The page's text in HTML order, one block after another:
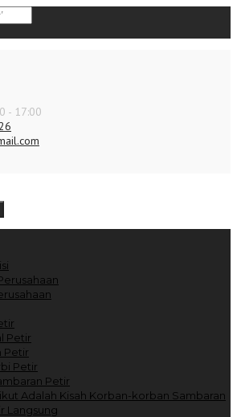
- 17:00
Petir
Petir
Petir
Petir
Adalah Kisah Korban-korban Sambaran
Langsung